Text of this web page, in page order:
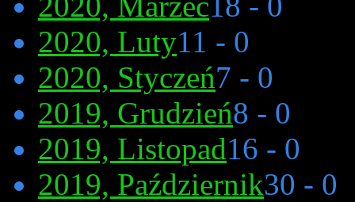
2020, Luty11 - 0
2020, Styczeń7 - 0
2019, Grudzień8 - 0
2019, Listopad16 - 0
2019, Październik30 - 0